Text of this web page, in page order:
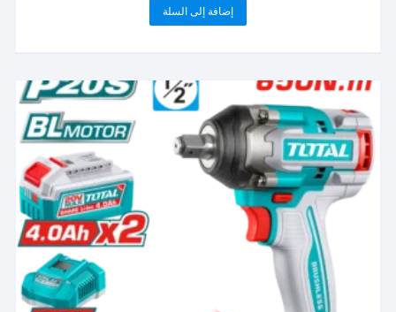
إضافة إلى السلة